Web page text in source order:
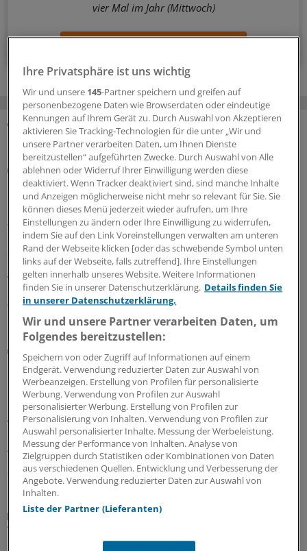
vier Mal im Jahr (Mittwoch)
Zum Abonnieren bitte anmelden
MEHR ZUM THEMA
Vergiftungen
Blaualgen in Badeseen: Was für Ärzte rund um
das Thema Cyanobakterien wichtig ist
„Badeverbot wegen Blaualgen“ – diese Warnhinweise
sind an einigen deutschen Badeseen zu finden. Welche
Symptome weisen auf eine Vergiftung mit Cyanotoxinen
hin? Und wie gehen Ärzte beim Verdacht auf eine
Vergiftung vor?
06.08.2026
Kryokonservierung: Der Traum vom ewigen
Leben
Langlebigkeitsforscher Emil Kendziorra hat ein Start-up
gegründet, das Menschen nach dem Tod
kryokonserviert. Kritik an seinem Projekt ist der Arzt
gewohnt – lässt sich aber nicht beirren.
31.07.2026
Infektionsgefahr
Vibrionen-Infektionen: Was es jetzt für Ärzte zu
Ihre Privatsphäre ist uns wichtig
Wir und unsere 145-Partner speichern und greifen auf
personenbezogene Daten wie Browserdaten oder eindeutige
Kennungen auf Ihrem Gerät zu. Durch Auswahl von Akzeptieren
aktivieren Sie Tracking-Technologien für die unter „Wir und
unsere Partner verarbeiten Daten, um Ihnen Dienste
bereitzustellen“ aufgeführten Zwecke. Durch Auswahl von Alle
ablehnen oder Widerruf Ihrer Einwilligung werden diese
deaktiviert. Wenn Tracker deaktiviert sind, sind manche Inhalte
und Anzeigen möglicherweise nicht mehr so relevant für Sie. Sie
können dieses Menü jederzeit wieder aufrufen, um Ihre
Einstellungen zu ändern oder Ihre Einwilligung zu widerrufen,
indem Sie auf den Link Voreinstellungen verwalten am unteren
Rand der Webseite klicken [oder das schwebende Symbol unten
links auf der Webseite, falls zutreffend]. Ihre Einstellungen
gelten innerhalb unseres Website. Weitere Informationen
finden Sie in unserer Datenschutzerklärung. Details finden Sie
in unserer Datenschutzerklärung.
Wir und unsere Partner verarbeiten Daten, um
Folgendes bereitzustellen:
Speichern von oder Zugriff auf Informationen auf einem
Endgerät. Verwendung reduzierter Daten zur Auswahl von
Werbeanzeigen. Erstellung von Profilen für personalisierte
Werbung. Verwendung von Profilen zur Auswahl
personalisierter Werbung. Erstellung von Profilen zur
Personalisierung von Inhalten. Verwendung von Profilen zur
Auswahl personalisierter Inhalte. Messung der Werbeleistung.
Messung der Performance von Inhalten. Analyse von
Zielgruppen durch Statistiken oder Kombinationen von Daten
aus verschiedenen Quellen. Entwicklung und Verbesserung der
Angebote. Verwendung reduzierter Daten zur Auswahl von
Inhalten.
Liste der Partner (Lieferanten)